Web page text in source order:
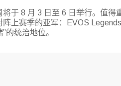
将于 8 月 3 日至 6 日举行。值得
阵上赛季的亚军：EVOS
的统治地位。